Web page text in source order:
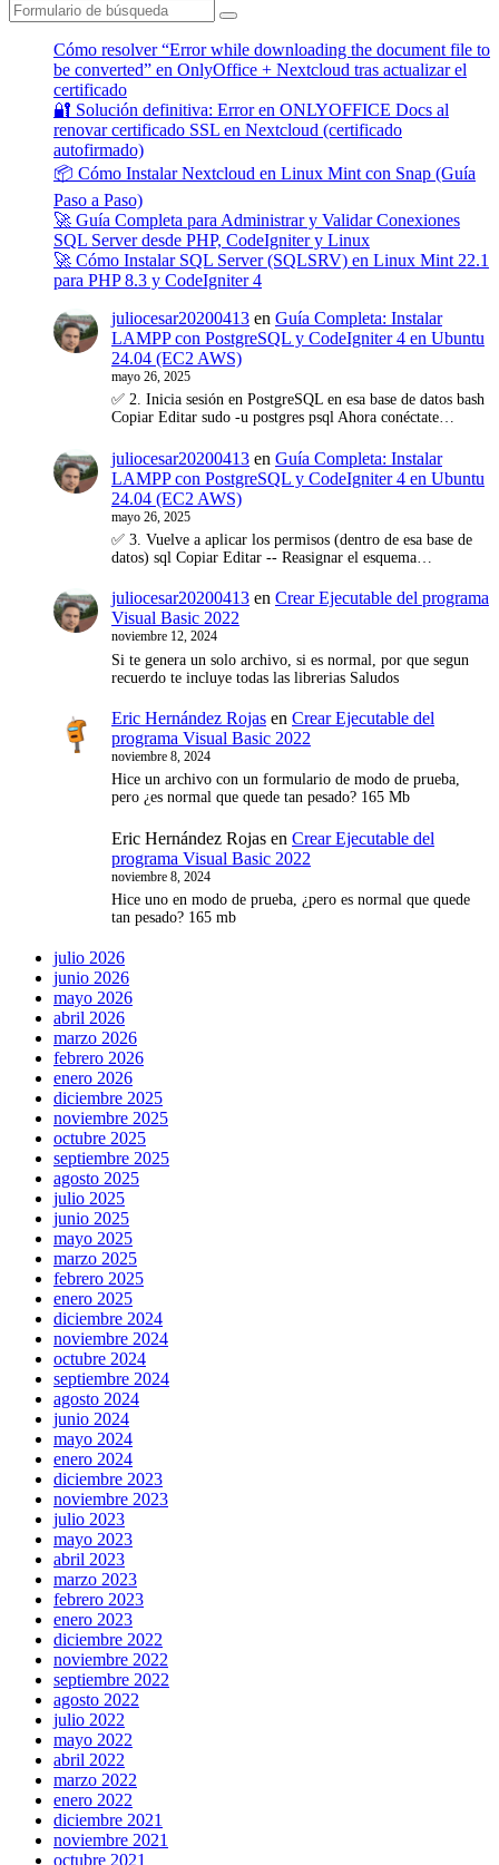
Buscar
Cómo resolver “Error while downloading the document file to
be converted” en OnlyOffice + Nextcloud tras actualizar el
certificado
🔐 Solución definitiva: Error en ONLYOFFICE Docs al
renovar certificado SSL en Nextcloud (certificado
autofirmado)
📦 Cómo Instalar Nextcloud en Linux Mint con Snap (Guía
Paso a Paso)
🚀 Guía Completa para Administrar y Validar Conexiones
SQL Server desde PHP, CodeIgniter y Linux
🚀 Cómo Instalar SQL Server (SQLSRV) en Linux Mint 22.1
para PHP 8.3 y CodeIgniter 4
juliocesar20200413 en Guía Completa: Instalar
LAMPP con PostgreSQL y CodeIgniter 4 en Ubuntu
24.04 (EC2 AWS)
mayo 26, 2025
✅ 2. Inicia sesión en PostgreSQL en esa base de datos bash
Copiar Editar sudo -u postgres psql Ahora conéctate…
juliocesar20200413 en Guía Completa: Instalar
LAMPP con PostgreSQL y CodeIgniter 4 en Ubuntu
24.04 (EC2 AWS)
mayo 26, 2025
✅ 3. Vuelve a aplicar los permisos (dentro de esa base de
datos) sql Copiar Editar -- Reasignar el esquema…
juliocesar20200413 en Crear Ejecutable del programa
Visual Basic 2022
noviembre 12, 2024
Si te genera un solo archivo, si es normal, por que segun
recuerdo te incluye todas las librerias Saludos
Eric Hernández Rojas en Crear Ejecutable del
programa Visual Basic 2022
noviembre 8, 2024
Hice un archivo con un formulario de modo de prueba,
pero ¿es normal que quede tan pesado? 165 Mb
Eric Hernández Rojas en Crear Ejecutable del
programa Visual Basic 2022
noviembre 8, 2024
Hice uno en modo de prueba, ¿pero es normal que quede
tan pesado? 165 mb
julio 2026
junio 2026
mayo 2026
abril 2026
marzo 2026
febrero 2026
enero 2026
diciembre 2025
noviembre 2025
octubre 2025
septiembre 2025
agosto 2025
julio 2025
junio 2025
mayo 2025
marzo 2025
febrero 2025
enero 2025
diciembre 2024
noviembre 2024
octubre 2024
septiembre 2024
agosto 2024
junio 2024
mayo 2024
enero 2024
diciembre 2023
noviembre 2023
julio 2023
mayo 2023
abril 2023
marzo 2023
febrero 2023
enero 2023
diciembre 2022
noviembre 2022
septiembre 2022
agosto 2022
julio 2022
mayo 2022
abril 2022
marzo 2022
enero 2022
diciembre 2021
noviembre 2021
octubre 2021